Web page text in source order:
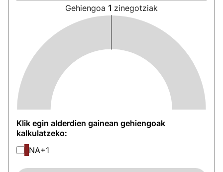
Gehiengoa 1 zinegotziak
Klik egin alderdien gainean gehiengoak
kalkulatzeko:
NA+1